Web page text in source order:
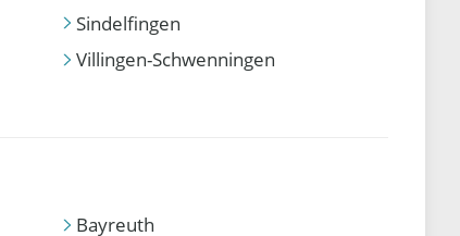
Sindelfingen
Villingen-Schwenningen
Bayreuth